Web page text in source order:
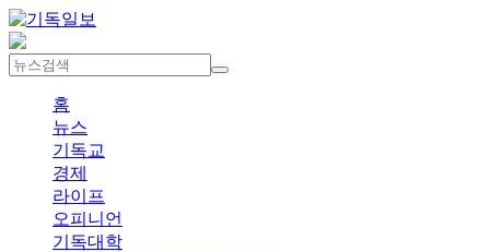
홈
뉴스
기독교
경제
라이프
오피니언
기독대학